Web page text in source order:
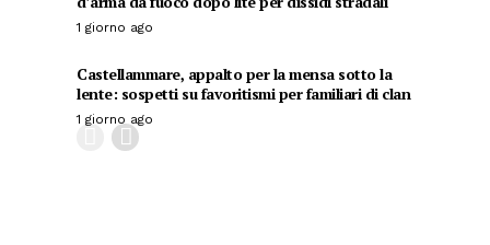
1 giorno ago
Castellammare, appalto per la mensa sotto la
lente: sospetti su favoritismi per familiari di clan
1 giorno ago